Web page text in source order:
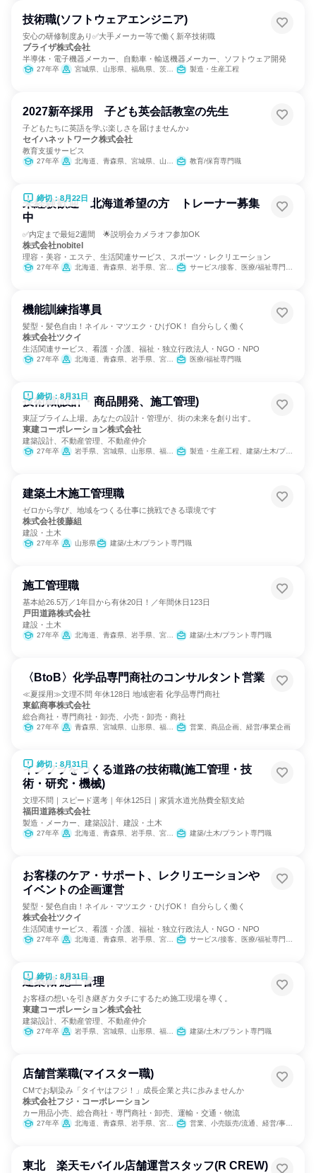
技術職(ソフトウェアエンジニア)
安心の研修制度あり✅大手メーカー等で働く新卒技術職
ブライザ株式会社
半導体・電子機器メーカー、自動車・輸送機器メーカー、ソフトウェア開発
27年卒 宮城県、山形県、福島県、茨城県、栃木県、群馬県、埼玉県、東京都、神奈川県、岐阜県、静岡県、愛知県、三重県、滋賀県、京都府、大阪府、兵庫県、広島県、山口県、福岡県、熊本県、大分県、宮崎県 製造・生産工程
2027新卒採用 子ども英会話教室の先生
子どもたちに英語を学ぶ楽しさを届けませんか♪
セイハネットワーク株式会社
教育支援サービス
27年卒 北海道、青森県、宮城県、山形県、福島県、茨城県、群馬県、埼玉県、千葉県、東京都、神奈川県、新潟県、富山県、石川県、福井県、山梨県、長野県、岐阜県、静岡県、愛知県、三重県、滋賀県、京都府、大阪府、兵庫県、奈良県、和歌山県、鳥取県、島根県、岡山県、広島県、山口県、徳島県、香川県、愛媛県、福岡県、佐賀県、長崎県、熊本県、大分県、宮崎県、鹿児島県、沖縄県 教育/保育専門職
締切：8月22日
未経験歓迎 北海道希望の方 トレーナー募集
中
✅内定まで最短2週間 🌟説明会カメラオフ参加OK
株式会社nobitel
理容・美容・エステ、生活関連サービス、スポーツ・レクリエーション
27年卒 北海道、青森県、岩手県、宮城県、秋田県、山形県、福島県、茨城県、栃木県、群馬県、埼玉県、千葉県、東京都、神奈川県、新潟県、富山県、石川県、福井県、山梨県、長野県、岐阜県、静岡県、愛知県、三重県、滋賀県、京都府、大阪府、兵庫県、奈良県、和歌山県、鳥取県、島根県、岡山県、広島県、山口県、徳島県、香川県、愛媛県、高知県、福岡県、佐賀県、長崎県、熊本県、大分県、宮崎県、鹿児島県、沖縄県 サービス/接客、医療/福祉専門職、教育/保育専門職、小売販売/流通
機能訓練指導員
髪型・髪色自由！ネイル・マツエク・ひげOK！ 自分らしく働く
株式会社ツクイ
生活関連サービス、看護・介護、福祉・独立行政法人・NGO・NPO
27年卒 北海道、青森県、岩手県、宮城県、秋田県、山形県、福島県、茨城県、栃木県、群馬県、埼玉県、千葉県、東京都、神奈川県、新潟県、富山県、石川県、福井県、山梨県、長野県、岐阜県、静岡県、愛知県、三重県、滋賀県、京都府、大阪府、兵庫県、奈良県、和歌山県、鳥取県、島根県、岡山県、広島県、山口県、徳島県、香川県、愛媛県、高知県、福岡県、佐賀県、長崎県、熊本県、大分県、宮崎県、鹿児島県、沖縄県 医療/福祉専門職
締切：8月31日
技術職(設計・商品開発、施工管理)
東証プライム上場。あなたの設計・管理が、街の未来を創り出す。
東建コーポレーション株式会社
建築設計、不動産管理、不動産仲介
27年卒 岩手県、宮城県、山形県、福島県、茨城県、栃木県、群馬県、埼玉県、千葉県、東京都、神奈川県、新潟県、富山県、石川県、福井県、長野県、岐阜県、静岡県、愛知県、三重県、滋賀県、京都府、大阪府、兵庫県、奈良県、鳥取県、島根県、岡山県、広島県、山口県、愛媛県、高知県、福岡県、長崎県、熊本県、大分県、宮崎県、鹿児島県、沖縄県 製造・生産工程、建築/土木/プラント専門職、経営/事業企画
建築土木施工管理職
ゼロから学び、地域をつくる仕事に挑戦できる環境です
株式会社後藤組
建設・土木
27年卒 山形県 建築/土木/プラント専門職
施工管理職
基本給26.5万／1年目から有休20日！／年間休日123日
戸田道路株式会社
建設・土木
27年卒 北海道、青森県、岩手県、宮城県、秋田県、山形県、福島県、茨城県、栃木県、群馬県、埼玉県、千葉県、東京都、神奈川県、新潟県、富山県、石川県、福井県、山梨県、長野県、岐阜県、静岡県、愛知県、三重県、滋賀県、京都府、大阪府、兵庫県、奈良県、和歌山県、鳥取県、島根県、岡山県、広島県、山口県、徳島県、香川県、愛媛県、高知県 建築/土木/プラント専門職
〈BtoB〉化学品専門商社のコンサルタント営業
≪夏採用≫文理不問 年休128日 地域密着 化学品専門商社
東鉱商事株式会社
総合商社・専門商社・卸売、小売・卸売・商社
27年卒 青森県、宮城県、山形県、福島県、茨城県、栃木県、群馬県、千葉県、東京都 営業、商品企画、経営/事業企画
締切：8月31日
インフラをつくる道路の技術職(施工管理・技
術・研究・機械)
文理不問｜スピード選考｜年休125日｜家賃水道光熱費全額支給
福田道路株式会社
製造・メーカー、建築設計、建設・土木
27年卒 北海道、青森県、岩手県、宮城県、秋田県、山形県、福島県、茨城県、栃木県、群馬県、埼玉県、千葉県、東京都、神奈川県、新潟県、富山県、石川県、福井県、山梨県、長野県、岐阜県、静岡県、愛知県、滋賀県、京都府、大阪府、兵庫県、広島県、福岡県 建築/土木/プラント専門職
お客様のケア・サポート、レクリエーションや
イベントの企画運営
髪型・髪色自由！ネイル・マツエク・ひげOK！ 自分らしく働く
株式会社ツクイ
生活関連サービス、看護・介護、福祉・独立行政法人・NGO・NPO
27年卒 北海道、青森県、岩手県、宮城県、秋田県、山形県、福島県、茨城県、栃木県、群馬県、埼玉県、千葉県、東京都、神奈川県、新潟県、富山県、石川県、福井県、山梨県、長野県、岐阜県、静岡県、愛知県、三重県、滋賀県、京都府、大阪府、兵庫県、奈良県、和歌山県、鳥取県、島根県、岡山県、広島県、山口県、徳島県、香川県、愛媛県、高知県、福岡県、佐賀県、長崎県、熊本県、大分県、宮崎県、鹿児島県、沖縄県 サービス/接客、医療/福祉専門職、経営/事業企画
締切：8月31日
建築職 施工管理
お客様の想いを引き継ぎカタチにするため施工現場を導く。
東建コーポレーション株式会社
建築設計、不動産管理、不動産仲介
27年卒 岩手県、宮城県、山形県、福島県、茨城県、栃木県、群馬県、埼玉県、千葉県、東京都、神奈川県、新潟県、富山県、石川県、福井県、長野県、岐阜県、静岡県、愛知県、三重県、滋賀県、京都府、大阪府、兵庫県、奈良県、鳥取県、島根県、岡山県、広島県、山口県、愛媛県、高知県、福岡県、長崎県、熊本県、大分県、宮崎県、鹿児島県、沖縄県 建築/土木/プラント専門職
店舗営業職(マイスター職)
CMでお馴染み「タイヤはフジ！」成長企業と共に歩みませんか
株式会社フジ・コーポレーション
カー用品小売、総合商社・専門商社・卸売、運輸・交通・物流
27年卒 北海道、青森県、岩手県、宮城県、山形県、福島県、茨城県、栃木県、群馬県、埼玉県、千葉県、東京都、神奈川県、新潟県、山梨県、長野県、岐阜県、静岡県、愛知県、三重県、大阪府、兵庫県 営業、小売販売/流通、経営/事業企画
東北 楽天モバイル店舗運営スタッフ(R CREW)